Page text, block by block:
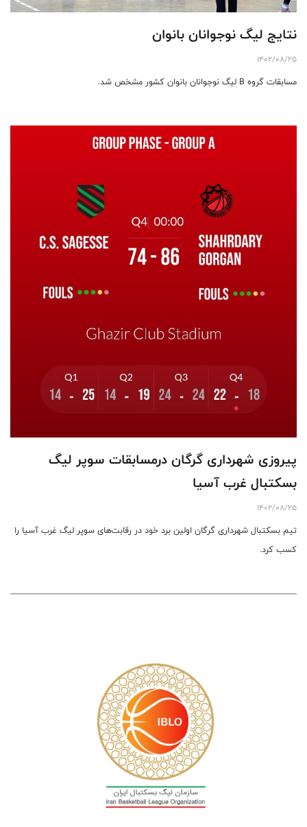
نتایج لیگ نوجوانان بانوان
1402/08/25
مسابقات گروه B لیگ نوجوانان بانوان کشور مشخص شد.
پیروزی شهرداری گرگان درمسابقات سوپر لیگ
بسکتبال غرب آسیا
1402/08/25
تیم بسکتبال شهرداری گرگان اولین برد خود در رقابت‌های سوپر لیگ غرب آسیا را
کسب کرد.